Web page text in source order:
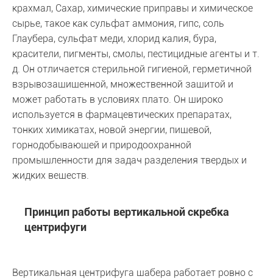
крахмал, Сахар, химические приправы и химическое
сырье, такое как сульфат аммония, гипс, соль
Глаубера, сульфат меди, хлорид калия, бура,
красители, пигменты, смолы, пестицидные агенты и т.
д. Он отличается стерильной гигиеной, герметичной
взрывозащищенной, множественной защитой и
может работать в условиях плато. Он широко
используется в фармацевтических препаратах,
тонких химикатах, новой энергии, пищевой,
горнодобывающей и природоохранной
промышленности для задач разделения твердых и
жидких веществ.
Принцип работы вертикальной скребка
центрифуги
Вертикальная центрифуга шабера работает ровно с